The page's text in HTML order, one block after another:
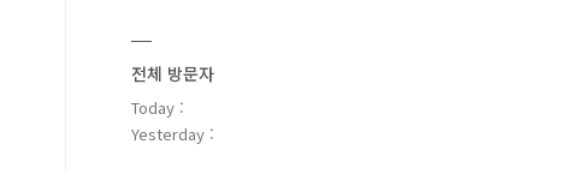
전체 방문자
Today :
Yesterday :